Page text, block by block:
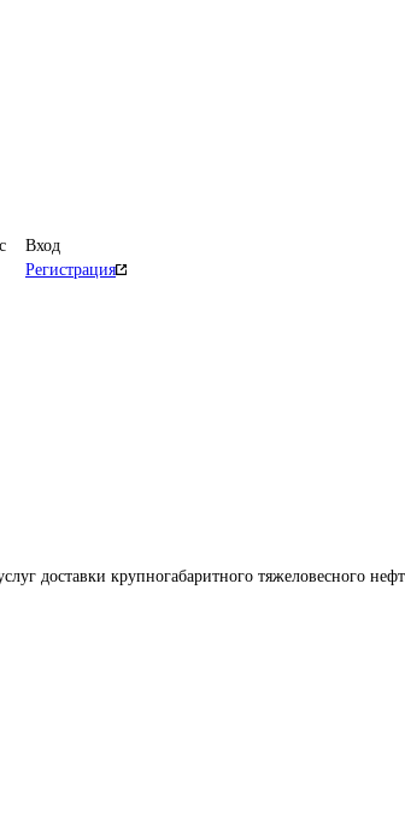
Вход
Регистрация
доставки крупногабаритного тяжеловесного